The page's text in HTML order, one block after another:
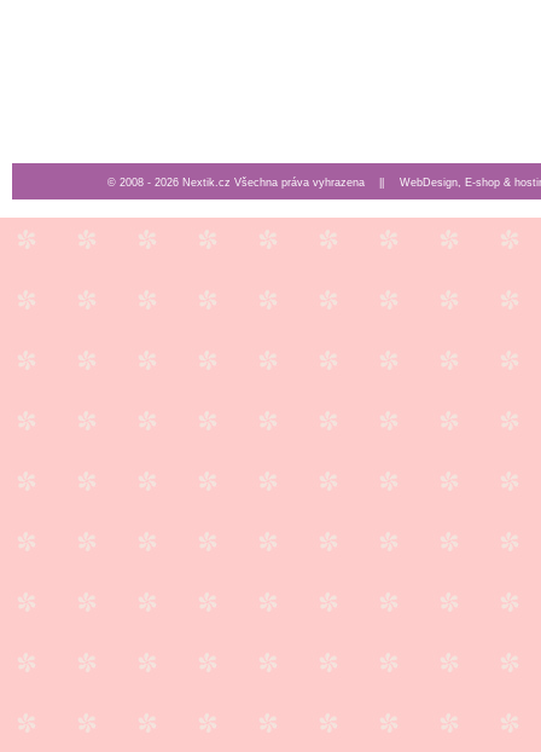
© 2008 - 2026 Nextik.cz Všechna práva vyhrazena || WebDesign, E-shop &